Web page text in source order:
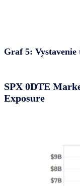
Graf 5: Vystavenie
SPX 0DTE
Exposure